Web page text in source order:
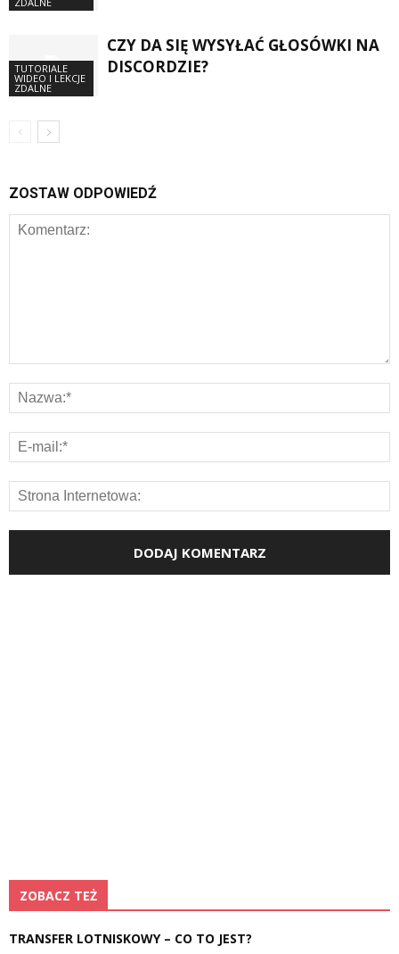
TUTORIALE
WIDEO I LEKCJE
ZDALNE
CZY DA SIĘ WYSYŁAĆ GŁOSÓWKI NA
DISCORDZIE?
ZOSTAW ODPOWIEDŹ
ZOBACZ TEŻ
TRANSFER LOTNISKOWY – CO TO JEST?